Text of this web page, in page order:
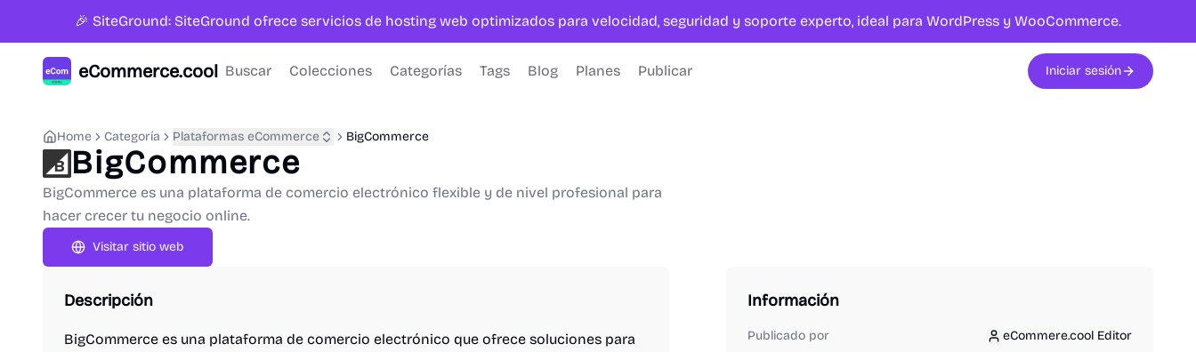
🎉 SiteGround: SiteGround ofrece servicios de hosting web optimizados para velocidad, seguridad y soporte experto, ideal para WordPress y WooCommerce.
eCommerce.cool Buscar Colecciones Categorías Tags Blog Planes Publicar Iniciar sesión
Home Categoría Plataformas eCommerce BigCommerce
BigCommerce
BigCommerce es una plataforma de comercio electrónico flexible y de nivel profesional para
hacer crecer tu negocio online.
Visitar sitio web
Descripción
BigCommerce es una plataforma de comercio electrónico que ofrece soluciones para
Información
Publicado por eCommere.cool Editor
eCommere.cool Editor